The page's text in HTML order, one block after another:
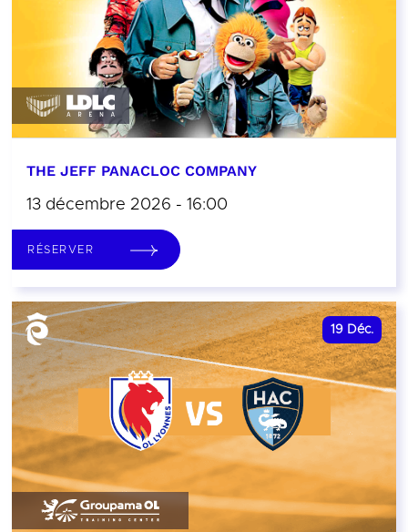
THE JEFF PANACLOC COMPANY
13 décembre 2026 - 16:00
RÉSERVER
19 Déc.